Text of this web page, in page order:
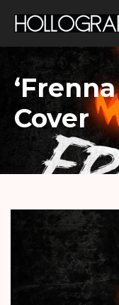
‘Frenna
Cover